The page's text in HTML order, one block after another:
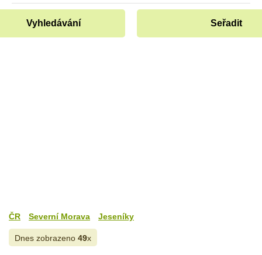
Vyhledávání Seřadit
ČR Severní Morava Jeseníky
Dnes zobrazeno 49x